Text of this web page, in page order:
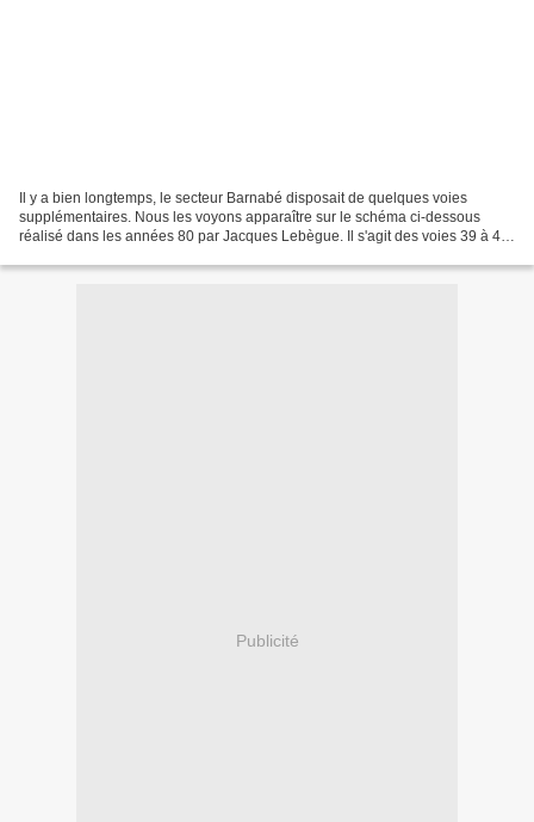
Il y a bien longtemps, le secteur Barnabé disposait de quelques voies
supplémentaires. Nous les voyons apparaître sur le schéma ci-dessous
réalisé dans les années 80 par Jacques Lebègue. Il s'agit des voies 39 à 40
Publicité